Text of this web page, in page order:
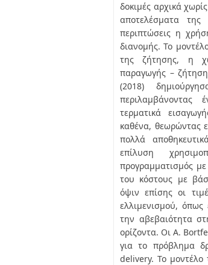
δοκιμές αρχικά
αποτελέσματα της
περιπτώσεις η
διανομής. Το
της ζήτησης, η
παραγωγής –
(2018)
τερματικά
καθένα, θεωρώντας
πολλά
επίλυση
προγραμματισμός με
του κόστους με
όψιν επίσης οι
ελλιμενισμού, όπως
την αβεβαιότητα
ορίζοντα. Οι A.
για το πρόβλημα
delivery. Το μοντέλο